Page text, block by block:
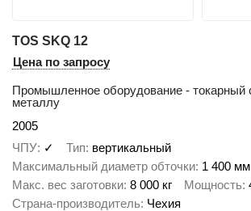
TOS SKQ 12
Цена по запросу
Промышленное оборудование - токарный
металлу
2005
ЧПУ ✓ Тип вертикальный
Максимальный диаметр обточки 1 400 мм
Макс. вес заготовки 8 000 кг Мощность
Страна-производитель Чехия